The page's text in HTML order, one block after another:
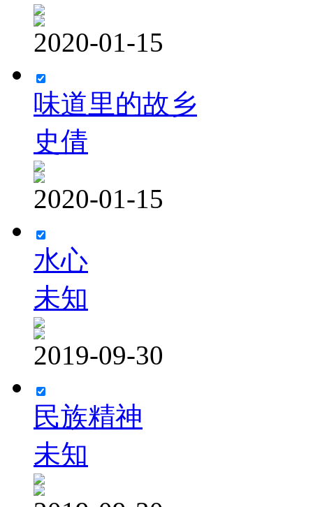
2020-01-15
味道里的故乡
史倩
2020-01-15
水心
未知
2019-09-30
民族精神
未知